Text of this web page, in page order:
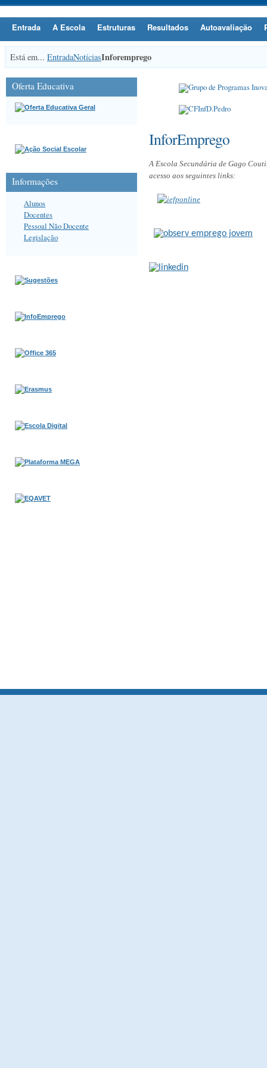
Entrada A Escola Estruturas Resultados Autoavaliação
Está em... EntradaNotíciasInforemprego
InforEmprego
A Escola Secundária de Gago
acesso aos seguintes links:
Oferta Educativa
Informações
Alunos
Docentes
Pessoal Não Docente
Legislação